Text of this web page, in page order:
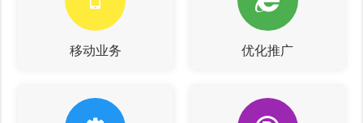
移动业务 优化推广